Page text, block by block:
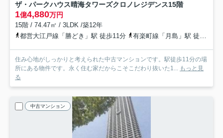
ザ・パークハウス晴海タワーズクロノレジデンス15階
1億4,880万円
15階 / 74.47㎡ / 3LDK /築12年
都営大江戸線「勝どき」駅 徒歩11分
有楽町線「月島」駅 徒歩14分
住み心地がしっかりと考えられた中古マンションです。駅徒歩11分の場
所にある物件です。永く住む家だからこそこだわり抜いた1... もっと見
る
中古マンション